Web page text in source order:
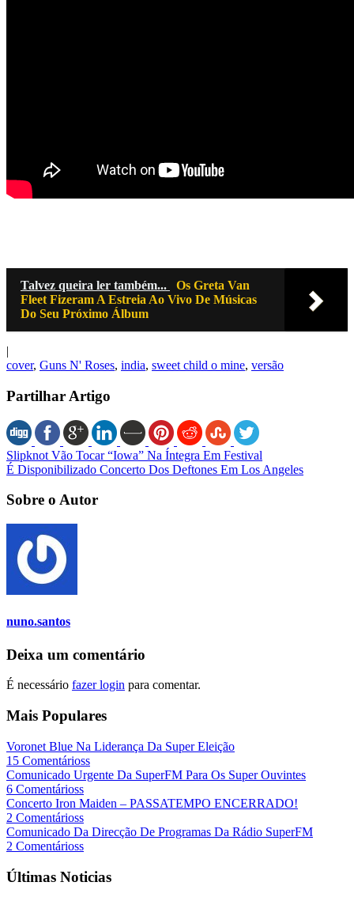
Talvez queira ler também...
Os Greta Van
Fleet Fizeram A Estreia Ao Vivo De Músicas
Do Seu Próximo Álbum
|
cover, Guns N' Roses, india, sweet child o mine, versão
Partilhar Artigo
Slipknot Vão Tocar “Iowa” Na Íntegra Em Festival
É Disponibilizado Concerto Dos Deftones Em Los Angeles
Sobre o Autor
nuno.santos
Deixa um comentário
É necessário fazer login para comentar.
Mais Populares
Voronet Blue Na Liderança Da Super Eleição
15 Comentárioss
Comunicado Urgente Da SuperFM Para Os Super Ouvintes
6 Comentárioss
Concerto Iron Maiden – PASSATEMPO ENCERRADO!
2 Comentárioss
Comunicado Da Direcção De Programas Da Rádio SuperFM
2 Comentárioss
Últimas Noticias